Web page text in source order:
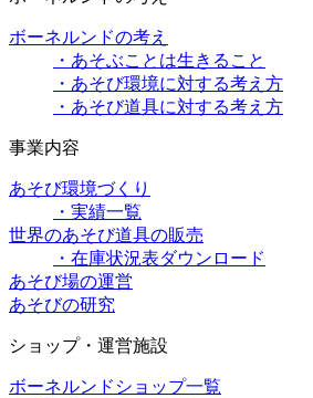
ボーネルンドの考え
・あそぶことは生きること
・あそび環境に対する考え方
・あそび道具に対する考え方
事業内容
あそび環境づくり
・実績一覧
世界のあそび道具の販売
・在庫状況表ダウンロード
あそび場の運営
あそびの研究
ショップ・運営施設
ボーネルンドショップ一覧